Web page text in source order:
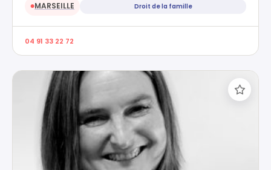
●MARSEILLE Droit de la famille
04 91 33 22 72